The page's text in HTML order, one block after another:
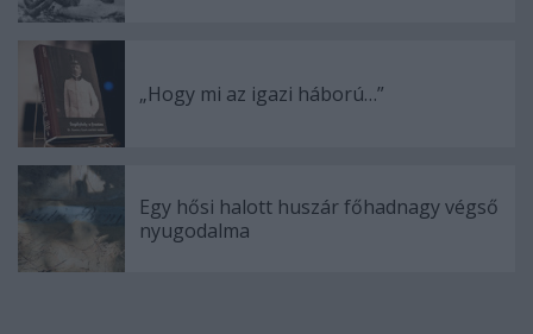
„Hogy mi az igazi háború…”
Egy hősi halott huszár főhadnagy végső
nyugodalma